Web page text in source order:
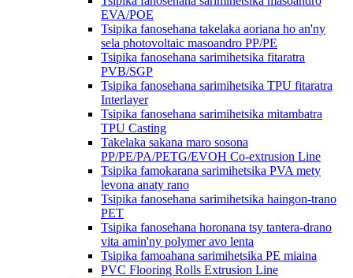
EVA/POE
Tsipika fanosehana takelaka aoriana ho an'ny
sela photovoltaic masoandro PP/PE
Tsipika fanosehana sarimihetsika fitaratra
PVB/SGP
Tsipika fanosehana sarimihetsika TPU fitaratra
Interlayer
Tsipika fanosehana sarimihetsika mitambatra
TPU Casting
Takelaka sakana maro sosona
PP/PE/PA/PETG/EVOH Co-extrusion Line
Tsipika famokarana sarimihetsika PVA mety
levona anaty rano
Tsipika fanosehana sarimihetsika haingon-trano
PET
Tsipika fanosehana horonana tsy tantera-drano
vita amin'ny polymer avo lenta
Tsipika famoahana sarimihetsika PE miaina
PVC Flooring Rolls Extrusion Line